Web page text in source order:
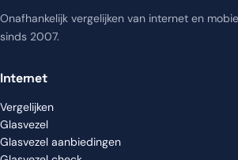
Onafhankelijk vergelijken van internet en
sinds 2007.
Internet
Vergelijken
Glasvezel
Glasvezel aanbiedingen